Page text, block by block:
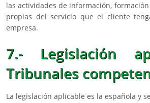
las actividades de información,
propias del servicio que el cliente
empresa.
7.- Legislación
Tribunales
La legislación aplicable es la española y